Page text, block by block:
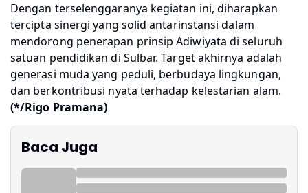
Dengan terselenggaranya kegiatan ini, diharapkan
tercipta sinergi yang solid antarinstansi dalam
mendorong penerapan prinsip Adiwiyata di seluruh
satuan pendidikan di Sulbar. Target akhirnya adalah
generasi muda yang peduli, berbudaya lingkungan,
dan berkontribusi nyata terhadap kelestarian alam.
(*/Rigo Pramana)
Baca Juga